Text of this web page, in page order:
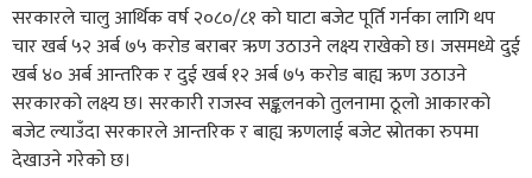
सरकारले चालु आर्थिक वर्ष २०८०/८१ को घाटा बजेट पूर्ति गर्नका लागि थप
चार खर्ब ५२ अर्ब ७५ करोड बराबर ऋण उठाउने लक्ष्य राखेको छ। जसमध्ये दुई
खर्ब ४० अर्ब आन्तरिक र दुई खर्ब १२ अर्ब ७५ करोड बाह्य ऋण उठाउने
सरकारको लक्ष्य छ। सरकारी राजस्व सङ्कलनको तुलनामा ठूलो आकारको
बजेट ल्याउँदा सरकारले आन्तरिक र बाह्य ऋणलाई बजेट स्रोतका रुपमा
देखाउने गरेको छ।